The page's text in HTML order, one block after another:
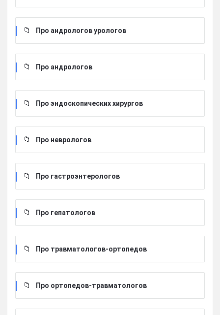
Про андрологов урологов
Про андрологов
Про эндоскопических хирургов
Про неврологов
Про гастроэнтерологов
Про гепатологов
Про травматологов-ортопедов
Про ортопедов-травматологов